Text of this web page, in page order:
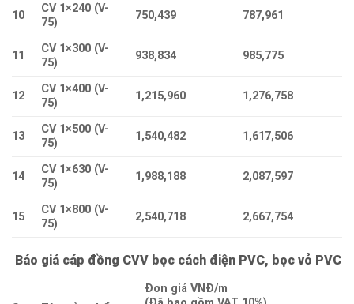
10
CV 1×240 (V-
75)
750,439 787,961
11
CV 1×300 (V-
75)
938,834 985,775
12
CV 1×400 (V-
75)
1,215,960 1,276,758
13
CV 1×500 (V-
75)
1,540,482 1,617,506
14
CV 1×630 (V-
75)
1,988,188 2,087,597
15
CV 1×800 (V-
75)
2,540,718 2,667,754
Báo giá cáp đồng CVV bọc cách điện PVC, bọc vỏ PVC
Đơn giá VNĐ/m